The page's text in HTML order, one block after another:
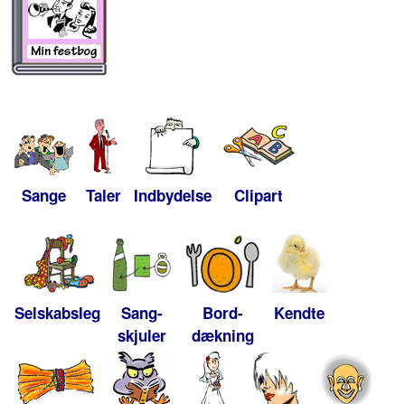
Sange Taler Indbydelse Clipart
Selskabsleg
Sang-
skjuler
Bord-
dækning
Kendte